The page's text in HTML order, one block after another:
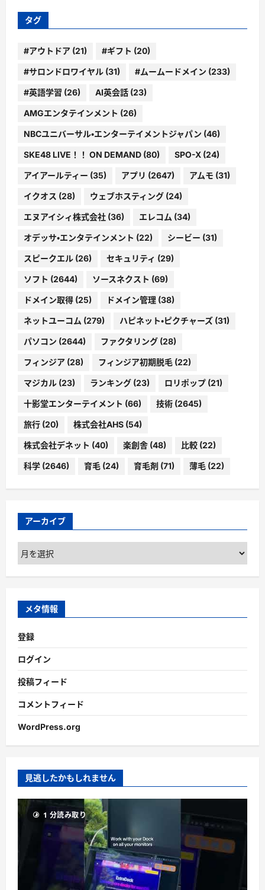
ー
タグ
#アウトドア (21) #ギフト (20)
#サロンドロワイヤル (31) #ムームードメイン (233)
#英語学習 (26) AI英会話 (23)
AMGエンタテインメント (26)
NBCユニバーサル・エンターテイメントジャパン (46)
SKE48 LIVE！！ ON DEMAND (80) SPO-X (24)
アイアールティー (35) アプリ (2647) アムモ (31)
イクオス (28) ウェブホスティング (24)
エヌアイシィ株式会社 (36) エレコム (34)
オデッサ・エンタテインメント (22) シービー (31)
スピークエル (26) セキュリティ (29)
ソフト (2644) ソースネクスト (69)
ドメイン取得 (25) ドメイン管理 (38)
ネットユーコム (279) ハピネット・ピクチャーズ (31)
パソコン (2644) ファクタリング (28)
フィンジア (28) フィンジア初期脱毛 (22)
マジカル (23) ランキング (23) ロリポップ (21)
十影堂エンターテイメント (66) 技術 (2645)
旅行 (20) 株式会社AHS (54)
株式会社デネット (40) 楽創舎 (48) 比較 (22)
科学 (2646) 育毛 (24) 育毛剤 (71) 薄毛 (22)
アーカイブ
ア
ー
カ
ブ
メタ情報
登録
ログイン
投稿フィード
コメントフィード
WordPress.org
見逃したかもしれません
1 分読み取り